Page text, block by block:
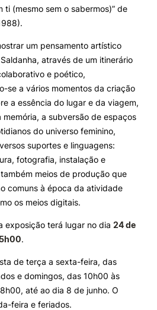
ti (mesmo sem o sabermos)” de
um pensamento artístico
através de um itinerário
e poético,
se a vários momentos da criação
a essência do lugar e da viagem,
a subversão de espaços
do universo feminino,
suportes e linguagens:
fotografia, instalação e
meios de produção que
comuns à época da atividade
os meios digitais.
exposição terá lugar no dia 24 de
.
de terça a sexta-feira, das
e domingos, das 10h00 às
até ao dia 8 de junho. O
feira e feriados.